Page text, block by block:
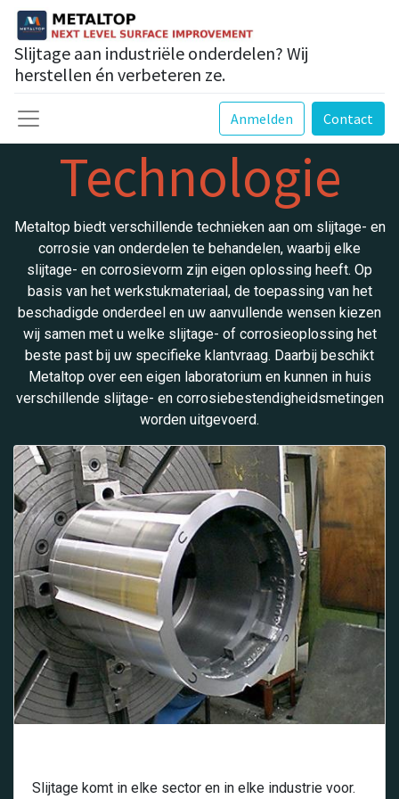
Slijtage aan industriële onderdelen? Wij
herstellen én verbeteren ze.
Anmelden Contact
Technologie
Metaltop biedt verschillende technieken aan om slijtage- en
corrosie van onderdelen te behandelen, waarbij elke
slijtage- en corrosievorm zijn eigen oplossing heeft. Op
basis van het werkstukmateriaal, de toepassing van het
beschadigde onderdeel en uw aanvullende wensen kiezen
wij samen met u welke slijtage- of corrosieoplossing het
beste past bij uw specifieke klantvraag. Daarbij beschikt
Metaltop over een eigen laboratorium en kunnen in huis
verschillende slijtage- en corrosiebestendigheidsmetingen
worden uitgevoerd.
Slijtage komt in elke sector en in elke industrie voor.